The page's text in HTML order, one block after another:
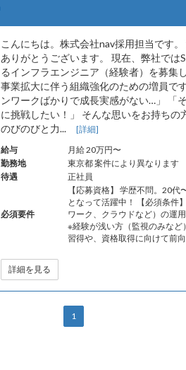
こんにちは。株式会社nav採用担当です。
ありがとうございます。 現在、弊社では
るインフラエンジニア（経験者）を募集
事業拡大に伴う組織強化のための増員で
ンワークばかりで成長実感がない…」 「
に挑戦したい！」 そんな思いをお持ちの
のびのびと力... [詳細]
給与
月給 20万円〜
勤務地
東京都 案件により異なります
待遇
正社員
必須要件
【応募資格】 学歴不問。20
となって活躍中！ 【必須条件
ワーク、クラウドなど）の運
※経験が浅い方（監視のみな
習得や、資格取得に向けて前
詳細を見る
1